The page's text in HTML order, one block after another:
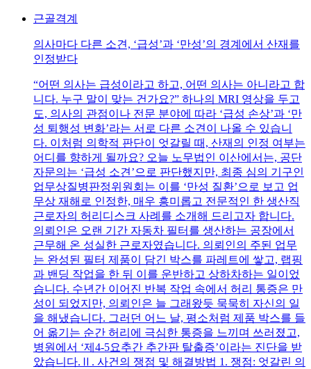
근골격계
의사마다 다른 소견, ‘급성’과 ‘만성’의 경계에서 산재를
인정받다
“어떤 의사는 급성이라고 하고, 어떤 의사는 아니라고 합
니다. 누구 말이 맞는 건가요?” 하나의 MRI 영상을 두고
도, 의사의 관점이나 전문 분야에 따라 ‘급성 손상’과 ‘만
성 퇴행성 변화’라는 서로 다른 소견이 나올 수 있습니
다. 이처럼 의학적 판단이 엇갈릴 때, 산재의 인정 여부는
어디를 향하게 될까요? 오늘 노무법인 이산에서는, 공단
자문의는 ‘급성 소견’으로 판단했지만, 최종 심의 기구인
업무상질병판정위원회는 이를 ‘만성 질환’으로 보고 업
무상 재해로 인정한, 매우 흥미롭고 전문적인 한 생산직
근로자의 허리디스크 사례를 소개해 드리고자 합니다.
의뢰인은 오랜 기간 자동차 필터를 생산하는 공장에서
근무해 온 성실한 근로자였습니다. 의뢰인의 주된 업무
는 완성된 필터 제품이 담긴 박스를 파레트에 쌓고, 랩핑
과 밴딩 작업을 한 뒤 이를 운반하고 상하차하는 일이었
습니다. 수년간 이어진 반복 작업 속에서 허리 통증은 만
성이 되었지만, 의뢰인은 늘 그래왔듯 묵묵히 자신의 일
을 해냈습니다. 그러던 어느 날, 평소처럼 제품 박스를 들
어 옮기는 순간 허리에 극심한 통증을 느끼며 쓰러졌고,
병원에서 ‘제4-5요추간 추간판 탈출증’이라는 진단을 받
았습니다.Ⅱ. 사건의 쟁점 및 해결방법 1. 쟁점: 엇갈린 의